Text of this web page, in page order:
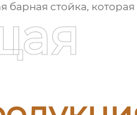
барная стойка,